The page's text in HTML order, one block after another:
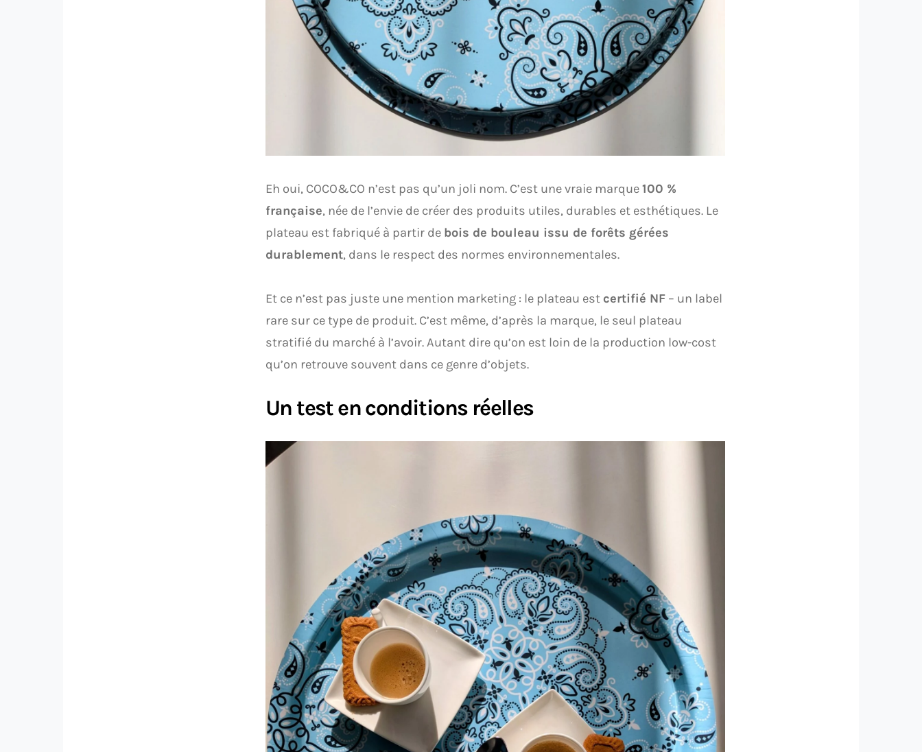
Eh oui, COCO&CO n’est pas qu’un joli nom. C’est une vraie marque100 %
française, née de l’envie de créer des produits utiles, durables et esthétiques. Le
plateau est fabriqué à partir de bois de bouleau issu de forêts gérées
durablement, dans le respect des normes environnementales.
Et ce n’est pas juste une mention marketing : le plateau est certifié NF – un label
rare sur ce type de produit. C’est même, d’après la marque, le seul plateau
stratifié du marché à l’avoir. Autant dire qu’on est loin de la production low-cost
qu’on retrouve souvent dans ce genre d’objets.
Un test en conditions réelles